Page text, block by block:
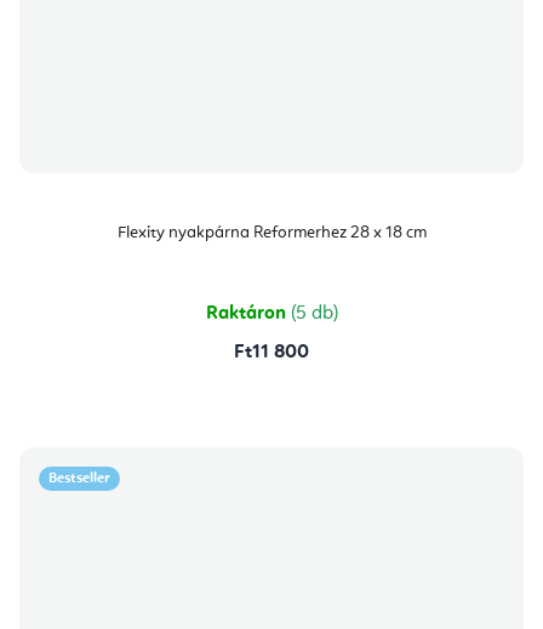
Flexity nyakpárna Reformerhez 28 x 18 cm
Raktáron (5 db)
Ft11 800
Bestseller